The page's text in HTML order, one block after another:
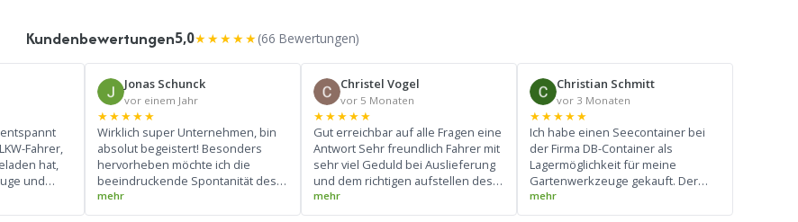
Kundenbewertungen5,0★★★★★(66 Bewertungen)
Fahrer,
hat,
und
mir den
Jonas Schunck
vor einem Jahr
★★★★★
Wirklich super Unternehmen, bin
absolut begeistert! Besonders
hervorheben möchte ich die
beeindruckende Spontanität des
Teams. Trotz meiner kurzfristigen
Anfrage wurde alles schnell und
Christel Vogel
vor 5 Monaten
★★★★★
Gut erreichbar auf alle Fragen eine
Antwort Sehr freundlich Fahrer mit
sehr viel Geduld bei Auslieferung
und dem richtigen aufstellen des
Containers da wir doch jeden
Zentimeter des Kranes ausreizen
Christian Schmitt
vor 3 Monaten
★★★★★
Ich habe einen Seecontainer bei
der Firma DB-Container als
Lagermöglichkeit für meine
Gartenwerkzeuge gekauft. Der
Kontakt lief schnell,
unproblematisch und freundlich